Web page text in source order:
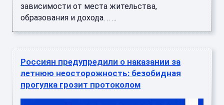
зависимости от места жительства,
образования и дохода. .. ...
Россиян предупредили о наказании за
летнюю неосторожность: безобидная
прогулка грозит протоколом